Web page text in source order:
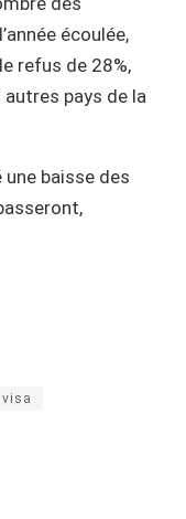
écoulée,
refus de 28%,
pays de la
une baisse des
visa